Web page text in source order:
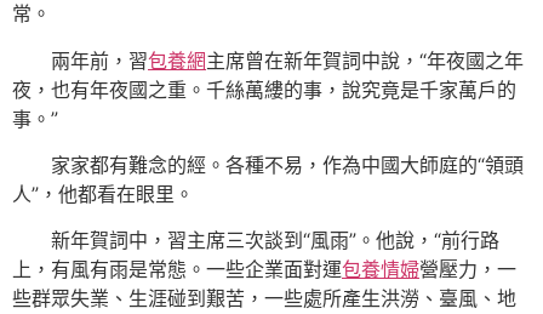
常。
兩年前，習包養網主席曾在新年賀詞中說，“年夜國之年
夜，也有年夜國之重。千絲萬縷的事，說究竟是千家萬戶的
事。”
家家都有難念的經。各種不易，作為中國大師庭的“領頭
人”，他都看在眼里。
新年賀詞中，習主席三次談到“風雨”。他說，“前行路
上，有風有雨是常態。一些企業面對運包養情婦營壓力，一
些群眾失業、生涯碰到艱苦，一些處所產生洪澇、臺風、地